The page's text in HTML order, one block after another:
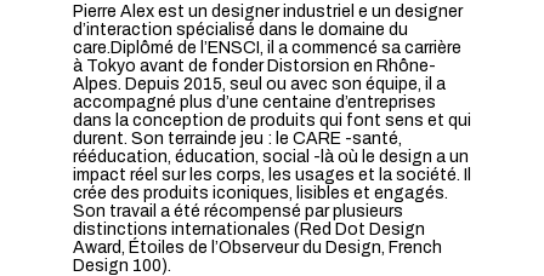
Pierre Alex est un designer industriel e un designer
d’interaction spécialisé dans le domaine du
care.Diplômé de l’ENSCI, il a commencé sa carrière
à Tokyo avant de fonder Distorsion en Rhône-
Alpes. Depuis 2015, seul ou avec son équipe, il a
accompagné plus d’une centaine d’entreprises
dans la conception de produits qui font sens et qui
durent. Son terrainde jeu : le CARE -santé,
rééducation, éducation, social -là où le design a un
impact réel sur les corps, les usages et la société. Il
crée des produits iconiques, lisibles et engagés.
Son travail a été récompensé par plusieurs
distinctions internationales (Red Dot Design
Award, Étoiles de l’Observeur du Design, French
Design 100).